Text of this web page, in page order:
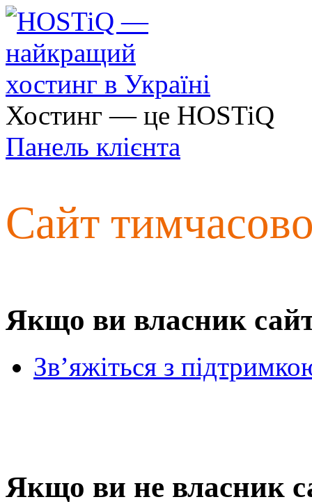
Хостинг — це HOSTiQ
Панель клієнта
Сайт
Якщо ви власник
Зв’яжіться з
Якщо ви не власник